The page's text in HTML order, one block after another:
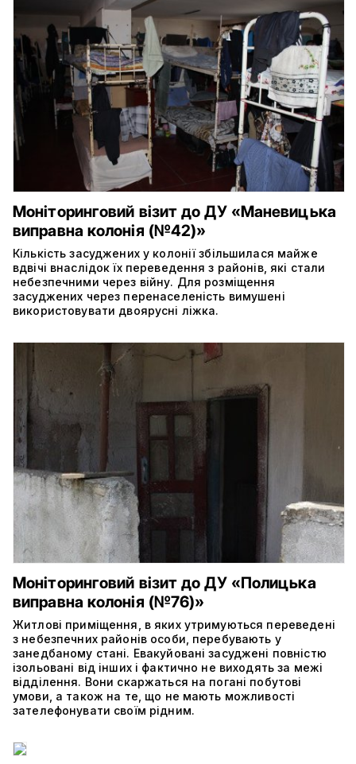
Моніторинговий візит до ДУ «Маневицька
виправна колонія (№42)»
Кількість засуджених у колонії збільшилася майже
вдвічі внаслідок їх переведення з районів, які стали
небезпечними через війну. Для розміщення
засуджених через перенаселеність вимушені
використовувати двоярусні ліжка.
Моніторинговий візит до ДУ «Полицька
виправна колонія (№76)»
Житлові приміщення, в яких утримуються переведені
з небезпечних районів особи, перебувають у
занедбаному стані. Евакуйовані засуджені повністю
ізольовані від інших і фактично не виходять за межі
відділення. Вони скаржаться на погані побутові
умови, а також на те, що не мають можливості
зателефонувати своїм рідним.